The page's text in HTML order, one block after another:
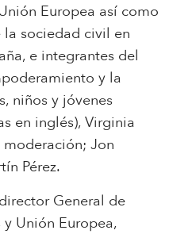
Europea así como
sociedad civil en
e integrantes del
y la
niños y jóvenes
en inglés), Virginia
Jon
Pérez.
General de
Unión Europea,